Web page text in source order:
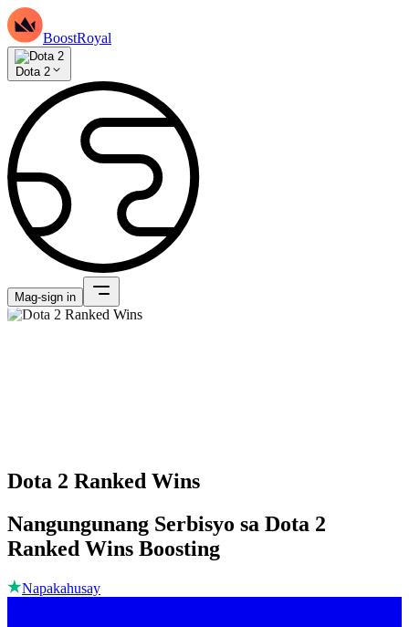
BoostRoyal
Dota 2
Mag-sign in
Dota 2 Ranked Wins
Nangungunang Serbisyo sa Dota 2
Ranked Wins Boosting
Napakahusay